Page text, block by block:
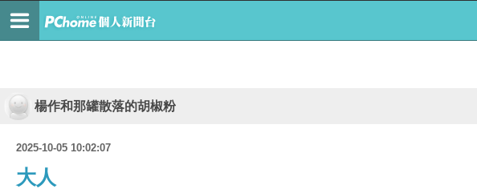
楊作和那罐散落的胡椒粉
2025-10-05 10:02:07
大人